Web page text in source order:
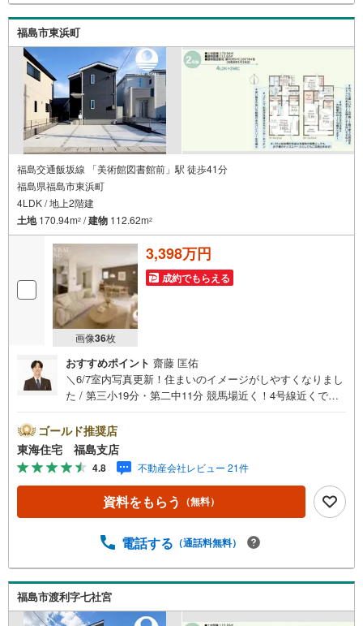
【赤ちゃん・お子様大歓迎 】●キッズスペースやベビーベ
ッドを完備（オムツあります）●女性スタッフがお子様が飽
きてしまわないようお手伝いいたします ●ご家族おそろい
でぜひご来店ください！
福島市東浜町
福島交通飯坂線 「美術館図書館前」駅 徒歩41分
福島県福島市東浜町
4LDK / 地上2階建
土地170.94m2 /建物 112.62m2
画像36枚
3,398万円
成約でもらえる
おすすめポイント 齋藤 匡佑
＼6/7室内写真更新！住まいのイメージがしやすくなりまし
た / 第三小19分・第二中11分 競馬場近く！4号線近くでお
【東海住宅って？】福島市に事務所を開設して30年！豊富
な物件情報でお客様をお迎えします。【ローン相談無
料！】「住宅ローン通るかな？」そんな不安もご相談くだ
さい。無料審査代行・秘密厳守、無理な営業はいたしませ
ん。＼ライフプランシミュレーション受付中！/資金・生活
設計を一緒に考えます。【赤ちゃん・お子様大歓迎 】キッ
します。ご家族でお気軽にご来店ください！
ゴールド推奨店
東海住宅 福島支店
4.8 不動産会社レビュー 21件
資料をもらう （無料）
電話する （通話料無料）
福島市渡利字七社宮